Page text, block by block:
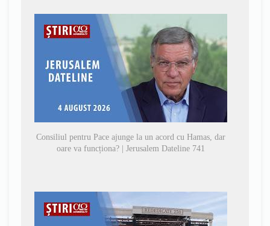
Consiliul pentru Pace ajunge la un acord cu Hamas, dar
oare va funcționa? | Jerusalem Dateline 741